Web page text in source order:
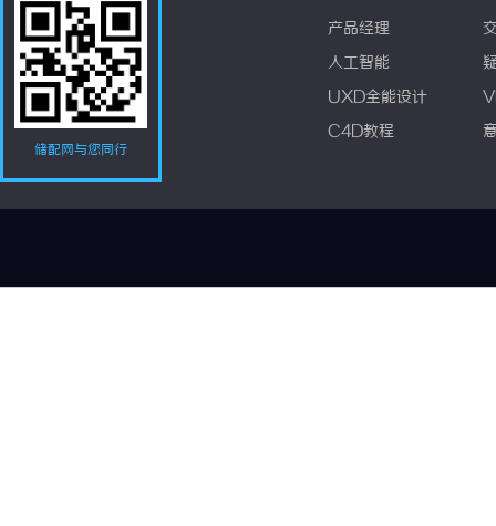
储配网与您同行
产品经理
人工智能
UXD全能设计
C4D教程